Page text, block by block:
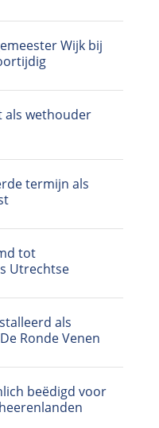
Wijk bij
als wethouder
termijn als
tot
Utrechtse
als
Ronde Venen
beëdigd voor